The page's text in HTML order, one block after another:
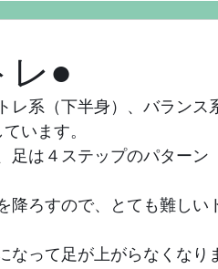
●
系（下半身）、バランス
います。
は４ステップのパターン
ろすので、とても難しい
って足が上がらなくなり